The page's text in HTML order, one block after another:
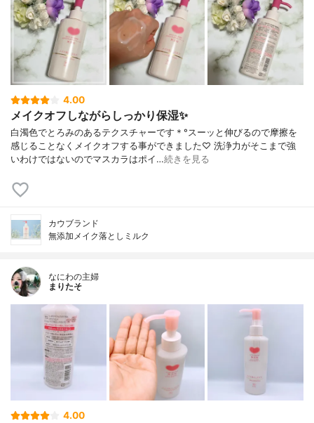
4.00
メイクオフしながらしっかり保湿✨
白濁色でとろみのあるテクスチャーです＊°スーッと伸びるので摩擦を
感じることなくメイクオフする事ができました♡ 洗浄力がそこまで強
いわけではないのでマスカラはポイ…続きを見る
カウブランド
無添加メイク落としミルク
なにわの主婦
まりたそ
4.00